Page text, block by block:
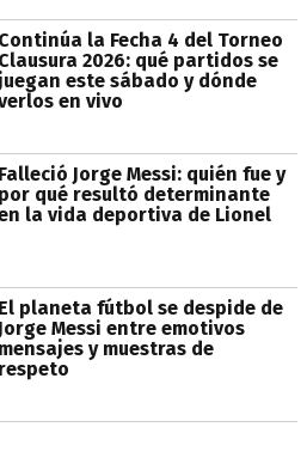
Continúa la Fecha 4 del Torneo
Clausura 2026: qué partidos se
juegan este sábado y dónde
en vivo
Falleció Jorge Messi: quién fue y
por qué resultó determinante
la vida deportiva de Lionel
El planeta fútbol se despide de
Jorge Messi entre emotivos
mensajes y muestras de
respeto